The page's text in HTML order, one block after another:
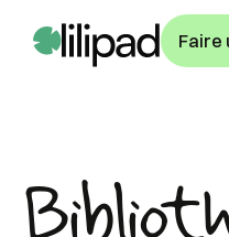
NOTRE
Faire